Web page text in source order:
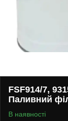
FSF914/7,
Паливний
В наявності